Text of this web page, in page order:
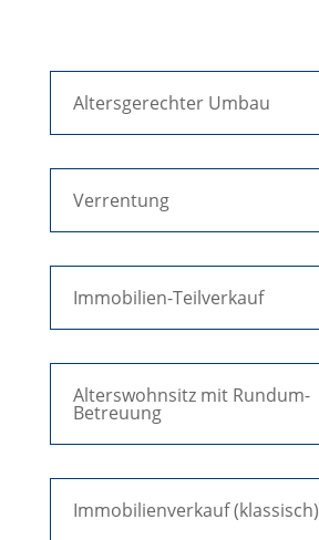
Altersgerechter Umbau
Verrentung
Immobilien-Teilverkauf
Alterswohnsitz mit Rundum-
Betreuung
Immobilienverkauf (klassisch)